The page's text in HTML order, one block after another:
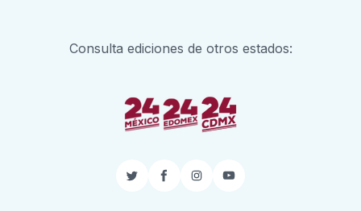
Consulta ediciones de otros estados:
TwitterFacebook
InstagramYouTube